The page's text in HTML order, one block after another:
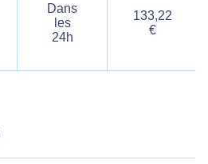
Dans
les
24h
133,22
€